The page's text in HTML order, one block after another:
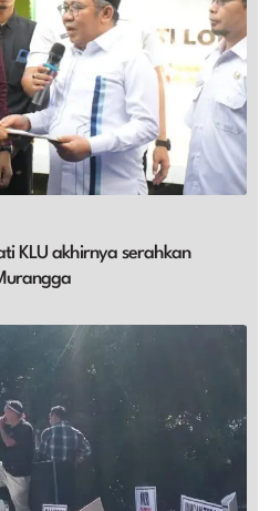
KLU akhirnya serahkan